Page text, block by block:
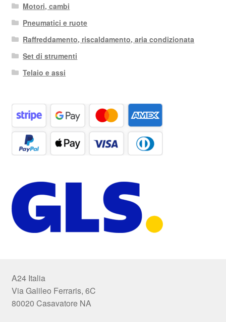
Motori, cambi
Pneumatici e ruote
Raffreddamento, riscaldamento, aria condizionata
Set di strumenti
Telaio e assi
A24 Italia
Via Galileo Ferraris, 6C
80020 Casavatore NA